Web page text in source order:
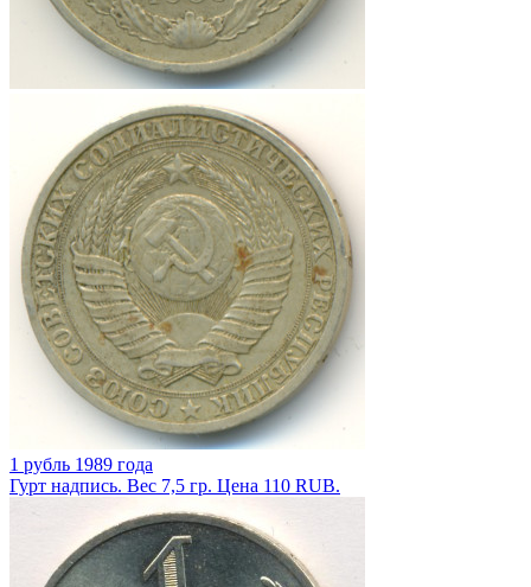
1 рубль 1989 года
Гурт надпись. Вес 7,5 гр. Цена 110 RUB.